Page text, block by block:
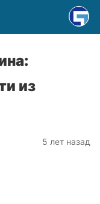
из
5 лет назад